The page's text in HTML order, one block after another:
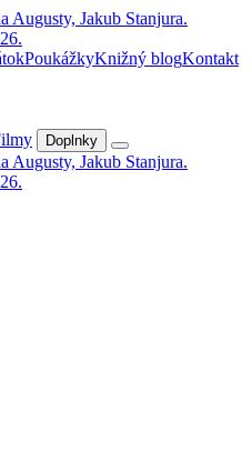
PoukážkyKnižný blogKontakt
Doplnky